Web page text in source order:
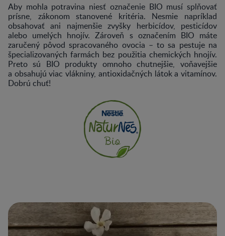
Aby mohla potravina niesť označenie BIO musí splňovať
prísne, zákonom stanovené kritéria. Nesmie napríklad
obsahovať ani najmenšie zvyšky herbicídov, pesticídov
alebo umelých hnojív. Zároveň s označením BIO máte
zaručený pôvod spracovaného ovocia – to sa pestuje na
špecializovaných farmách bez použitia chemických hnojív.
Preto sú BIO produkty omnoho chutnejšie, voňavejšie
a obsahujú viac vlákniny, antioxidačných látok a vitamínov.
Dobrú chuť!